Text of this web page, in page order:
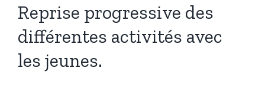
Reprise progressive des
différentes activités avec
les jeunes.